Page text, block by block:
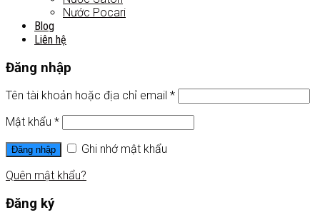
Nước Pocari
Blog
Liên hệ
Đăng nhập
Tên tài khoản hoặc địa chỉ email *
Mật khẩu *
Đăng nhập
Ghi nhớ mật khẩu
Quên mật khẩu?
Đăng ký